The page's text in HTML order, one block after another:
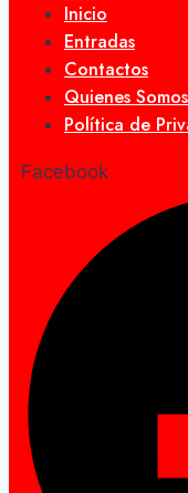
Inicio
Entradas
Contactos
Quienes Somos
Política de
Facebook